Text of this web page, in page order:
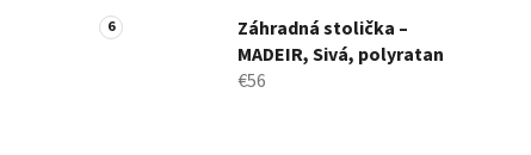
Záhradná stolička –
MADEIR, Sivá, polyratan
€56